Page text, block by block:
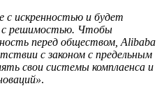
с искренностью и будет
с решимостью. Чтобы
перед обществом, Alibaba
с законом с предельным
свои системы комплаенса и
.